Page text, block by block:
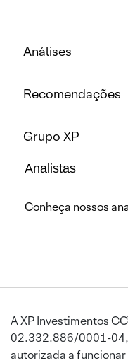
Análises
Recomendações
Grupo XP
Analistas
Conheça nossos
A XP Investimentos
02.332.886/0001-04,
autorizada a funcionar